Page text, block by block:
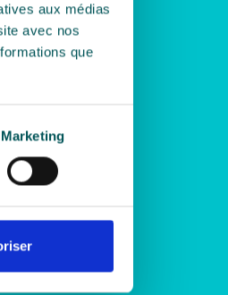
aux médias
avec nos
que
Marketing